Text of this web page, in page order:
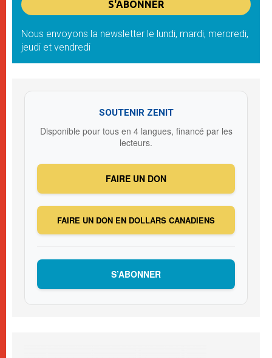
Nous envoyons la newsletter le lundi, mardi, mercredi,
jeudi et vendredi
SOUTENIR ZENIT
Disponible pour tous en 4 langues, financé par les
lecteurs.
FAIRE UN DON
FAIRE UN DON EN DOLLARS CANADIENS
S’ABONNER